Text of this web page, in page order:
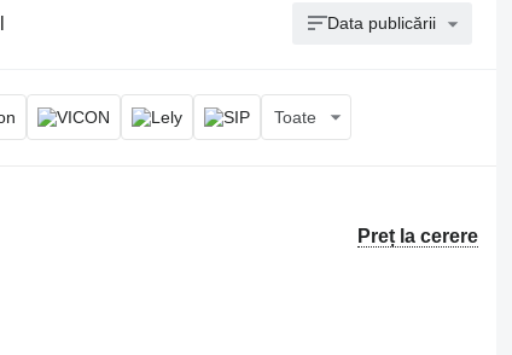
Data publicării
Toate
Preț la cerere